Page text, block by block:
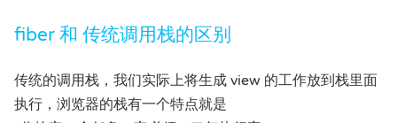
fiber 和 传统调用栈的区别
传统的调用栈，我们实际上将生成 view 的工作放到栈里面
执行，浏览器的栈有一个特点就是